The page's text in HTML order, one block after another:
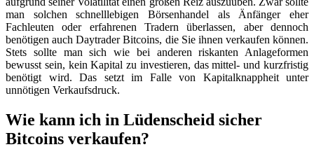
man solchen schnelllebigen Börsenhandel als Änfänger eher
Fachleuten oder erfahrenen Tradern überlassen, aber dennoch
benötigen auch Daytrader Bitcoins, die Sie ihnen verkaufen können.
Stets sollte man sich wie bei anderen riskanten Anlageformen
bewusst sein, kein Kapital zu investieren, das mittel- und kurzfristig
benötigt wird. Das setzt im Falle von Kapitalknappheit unter
unnötigen Verkaufsdruck.
Wie kann ich in Lüdenscheid sicher
Bitcoins verkaufen?